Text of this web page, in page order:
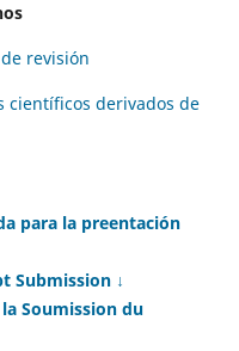
revisión
científicos derivados de
para la preentación
Submission ↓
Soumission du